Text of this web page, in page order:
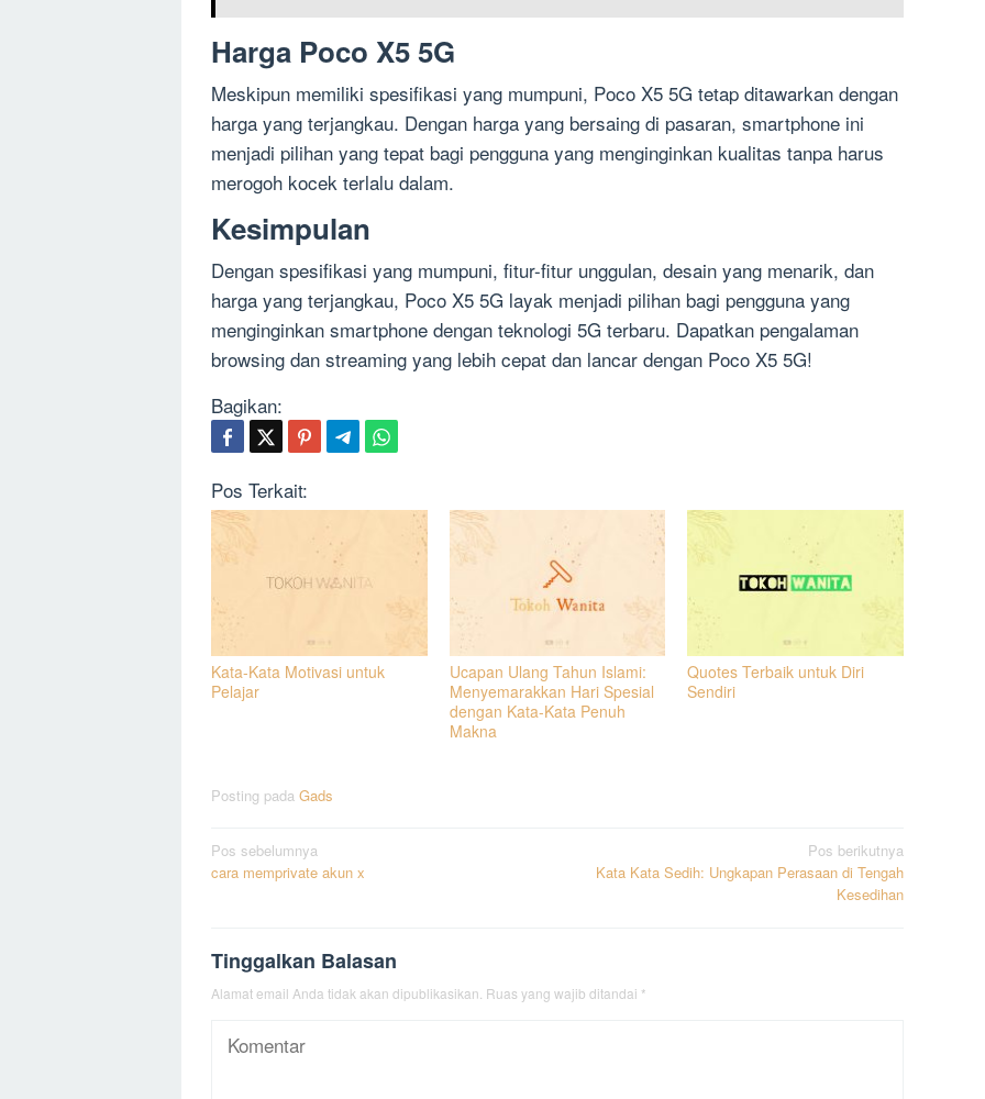
Harga Poco X5 5G
Meskipun memiliki spesifikasi yang mumpuni, Poco X5 5G tetap ditawarkan dengan
harga yang terjangkau. Dengan harga yang bersaing di pasaran, smartphone ini
menjadi pilihan yang tepat bagi pengguna yang menginginkan kualitas tanpa harus
merogoh kocek terlalu dalam.
Kesimpulan
Dengan spesifikasi yang mumpuni, fitur-fitur unggulan, desain yang menarik, dan
harga yang terjangkau, Poco X5 5G layak menjadi pilihan bagi pengguna yang
menginginkan smartphone dengan teknologi 5G terbaru. Dapatkan pengalaman
browsing dan streaming yang lebih cepat dan lancar dengan Poco X5 5G!
Bagikan:
Pos Terkait:
Kata-Kata Motivasi untuk
Pelajar
Ucapan Ulang Tahun Islami:
Menyemarakkan Hari Spesial
dengan Kata-Kata Penuh
Makna
Quotes Terbaik untuk Diri
Sendiri
Posting pada Gads
Navigasi
pos
Pos sebelumnya
cara memprivate akun x
Pos berikutnya
Kata Kata Sedih: Ungkapan Perasaan di Tengah
Kesedihan
Tinggalkan Balasan
Alamat email Anda tidak akan dipublikasikan. Ruas yang wajib ditandai *